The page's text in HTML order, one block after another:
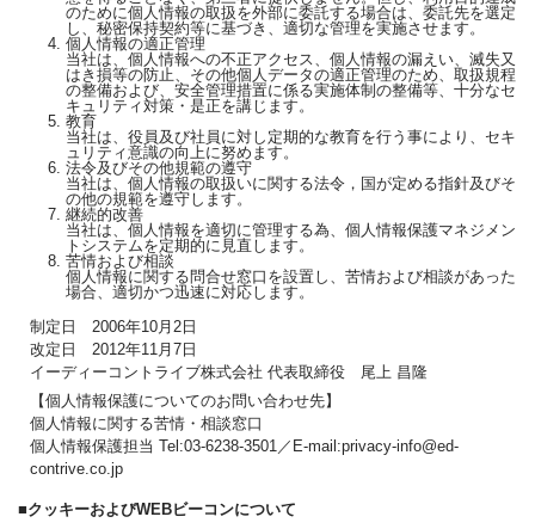
のために個人情報の取扱を外部に委託する場合は、委託先を選定
し、秘密保持契約等に基づき、適切な管理を実施させます。
個人情報の適正管理
当社は、個人情報への不正アクセス、個人情報の漏えい、滅失又
はき損等の防止、その他個人データの適正管理のため、取扱規程
の整備および、安全管理措置に係る実施体制の整備等、十分なセ
キュリティ対策・是正を講じます。
教育
当社は、役員及び社員に対し定期的な教育を行う事により、セキ
ュリティ意識の向上に努めます。
法令及びその他規範の遵守
当社は、個人情報の取扱いに関する法令，国が定める指針及びそ
の他の規範を遵守します。
継続的改善
当社は、個人情報を適切に管理する為、個人情報保護マネジメン
トシステムを定期的に見直します。
苦情および相談
個人情報に関する問合せ窓口を設置し、苦情および相談があった
場合、適切かつ迅速に対応します。
制定日 2006年10月2日
改定日 2012年11月7日
イーディーコントライブ株式会社 代表取締役 尾上 昌隆
【個人情報保護についてのお問い合わせ先】
個人情報に関する苦情・相談窓口
個人情報保護担当 Tel:03-6238-3501／E-mail:privacy-info@ed-
contrive.co.jp
■クッキーおよびWEBビーコンについて